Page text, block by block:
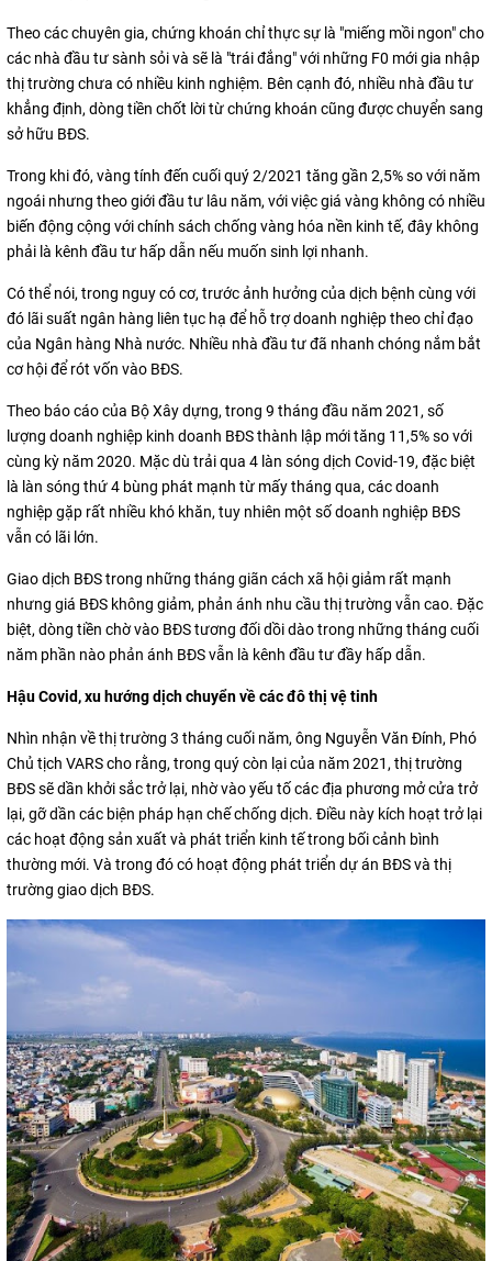
Theo các chuyên gia, chứng khoán chỉ thực sự là "miếng mồi ngon" cho
các nhà đầu tư sành sỏi và sẽ là "trái đắng" với những F0 mới gia nhập
thị trường chưa có nhiều kinh nghiệm. Bên cạnh đó, nhiều nhà đầu tư
khẳng định, dòng tiền chốt lời từ chứng khoán cũng được chuyển sang
sở hữu BĐS.
Trong khi đó, vàng tính đến cuối quý 2/2021 tăng gần 2,5% so với năm
ngoái nhưng theo giới đầu tư lâu năm, với việc giá vàng không có nhiều
biến động cộng với chính sách chống vàng hóa nền kinh tế, đây không
phải là kênh đầu tư hấp dẫn nếu muốn sinh lợi nhanh.
Có thể nói, trong nguy có cơ, trước ảnh hưởng của dịch bệnh cùng với
đó lãi suất ngân hàng liên tục hạ để hỗ trợ doanh nghiệp theo chỉ đạo
của Ngân hàng Nhà nước. Nhiều nhà đầu tư đã nhanh chóng nắm bắt
cơ hội để rót vốn vào BĐS.
Theo báo cáo của Bộ Xây dựng, trong 9 tháng đầu năm 2021, số
lượng doanh nghiệp kinh doanh BĐS thành lập mới tăng 11,5% so với
cùng kỳ năm 2020. Mặc dù trải qua 4 làn sóng dịch Covid-19, đặc biệt
là làn sóng thứ 4 bùng phát mạnh từ mấy tháng qua, các doanh
nghiệp gặp rất nhiều khó khăn, tuy nhiên một số doanh nghiệp BĐS
vẫn có lãi lớn.
Giao dịch BĐS trong những tháng giãn cách xã hội giảm rất mạnh
nhưng giá BĐS không giảm, phản ánh nhu cầu thị trường vẫn cao. Đặc
biệt, dòng tiền chờ vào BĐS tương đối dồi dào trong những tháng cuối
năm phần nào phản ánh BĐS vẫn là kênh đầu tư đầy hấp dẫn.
Hậu Covid, xu hướng dịch chuyển về các đô thị vệ tinh
Nhìn nhận về thị trường 3 tháng cuối năm, ông Nguyễn Văn Đính, Phó
Chủ tịch VARS cho rằng, trong quý còn lại của năm 2021, thị trường
BĐS sẽ dần khởi sắc trở lại, nhờ vào yếu tố các địa phương mở cửa trở
lại, gỡ dần các biện pháp hạn chế chống dịch. Điều này kích hoạt trở lại
các hoạt động sản xuất và phát triển kinh tế trong bối cảnh bình
thường mới. Và trong đó có hoạt động phát triển dự án BĐS và thị
trường giao dịch BĐS.